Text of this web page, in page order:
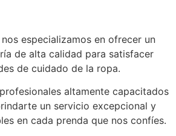
especializamos en ofrecer un
de alta calidad para satisfacer
de cuidado de la ropa.
altamente capacitados
un servicio excepcional y
en cada prenda que nos confíes.